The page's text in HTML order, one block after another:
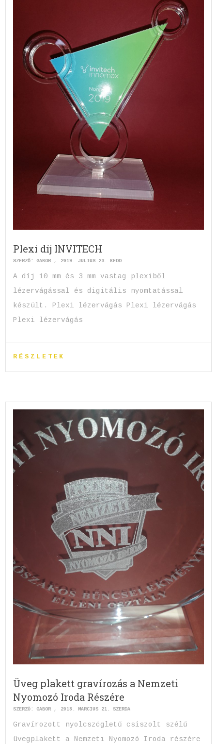
Plexi díj INVITECH
SZERZŐ:GABOR 2019. JÚLIUS 23. KEDD
A díj 10 mm és 3 mm vastag plexiből
lézervágással és digitális nyomtatással
készült. Plexi lézervágás Plexi lézervágás
Plexi lézervágás
RÉSZLETEK
Üveg plakett gravírozás a Nemzeti
Nyomozó Iroda Részére
SZERZŐ:GABOR 2018. MÁRCIUS 21. SZERDA
Gravírozott nyolcszögletű csiszolt szélű
üvegplakett a Nemzeti Nyomozó Iroda részére